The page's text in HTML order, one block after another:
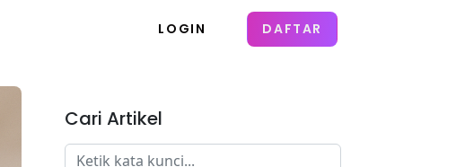
LOGIN DAFTAR
Cari Artikel